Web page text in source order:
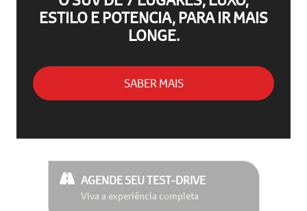
ESTILO E POTENCIA, PARA IR MAIS
LONGE.
SABER MAIS
AGENDE SEU TEST-DRIVE
Viva a experiência completa